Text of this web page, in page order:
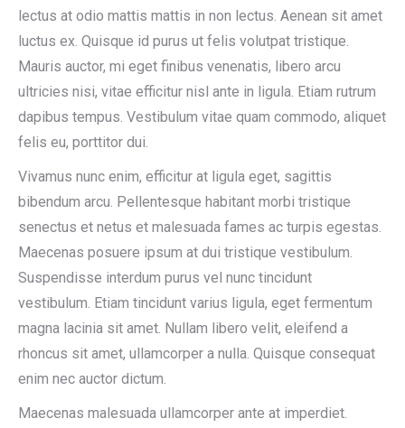
lectus at odio mattis mattis in non lectus. Aenean sit amet
luctus ex. Quisque id purus ut felis volutpat tristique.
Mauris auctor, mi eget finibus venenatis, libero arcu
ultricies nisi, vitae efficitur nisl ante in ligula. Etiam rutrum
dapibus tempus. Vestibulum vitae quam commodo, aliquet
felis eu, porttitor dui.
Vivamus nunc enim, efficitur at ligula eget, sagittis
bibendum arcu. Pellentesque habitant morbi tristique
senectus et netus et malesuada fames ac turpis egestas.
Maecenas posuere ipsum at dui tristique vestibulum.
Suspendisse interdum purus vel nunc tincidunt
vestibulum. Etiam tincidunt varius ligula, eget fermentum
magna lacinia sit amet. Nullam libero velit, eleifend a
rhoncus sit amet, ullamcorper a nulla. Quisque consequat
enim nec auctor dictum.
Maecenas malesuada ullamcorper ante at imperdiet.